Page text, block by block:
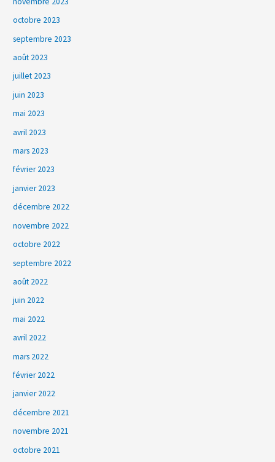
octobre 2023
septembre 2023
août 2023
juillet 2023
juin 2023
mai 2023
avril 2023
mars 2023
février 2023
janvier 2023
décembre 2022
novembre 2022
octobre 2022
septembre 2022
août 2022
juin 2022
mai 2022
avril 2022
mars 2022
février 2022
janvier 2022
décembre 2021
novembre 2021
octobre 2021